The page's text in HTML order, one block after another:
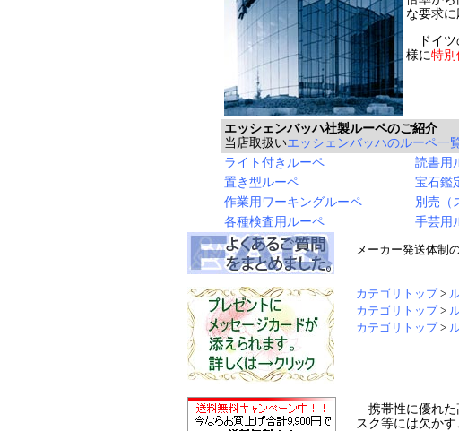
な要求に
ドイツ
様に特別
エッシェンバッハ社製ルーペのご紹介
当店取扱いエッシェンバッハのルーペ一
ライト付きルーペ
読書用
置き型ルーペ
宝石鑑
作業用ワーキングルーペ
別売（
各種検査用ルーペ
手芸用
メーカー発送体制
カテゴリトップ >
カテゴリトップ >
カテゴリトップ >
携帯性に優れた
スク等には欠かす